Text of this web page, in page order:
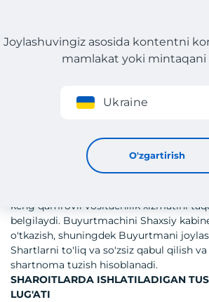
Roʻyxatdan oʻtish
Joylashuvingiz asosida kontentni
mamlakat yoki mintaqani
Ukraine
O'zgartirish
TOVAR SOTIB OLISH XIZMATIDAN
SHARTLARI
Ushbu shartlar Pudratchi sifatida
Meest Shopping Logistics s.r.o.
keng qamrovli vositachilik xizmatini
belgilaydi. Buyurtmachini Shaxsiy
o'tkazish, shuningdek Buyurtmani
Shartlarni to'liq va so'zsiz qabul qilish
shartnoma tuzish hisoblanadi.
SHAROITLARDA ISHLATILADIGAN
LUG'ATI